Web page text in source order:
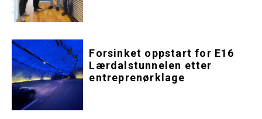
Forsinket oppstart for E16
Lærdalstunnelen etter
entreprenørklage